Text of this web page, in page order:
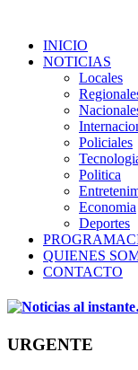
INICIO
NOTICIAS
Locales
Policiales
Politica
Economia
Deportes
QUIENES
CONTACTO
URGENTE